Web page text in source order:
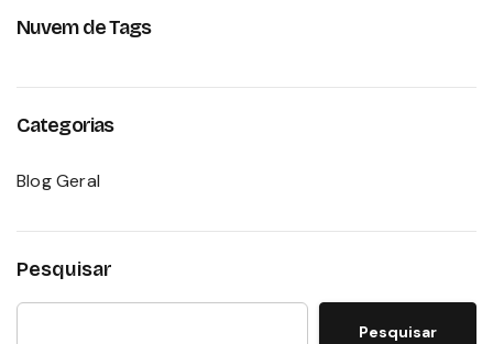
Nuvem de Tags
Categorias
Blog Geral
Pesquisar
Pesquisar